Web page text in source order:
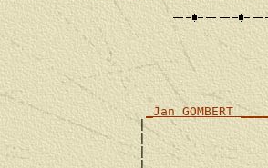
_Jan GOMBERT
|
|
|